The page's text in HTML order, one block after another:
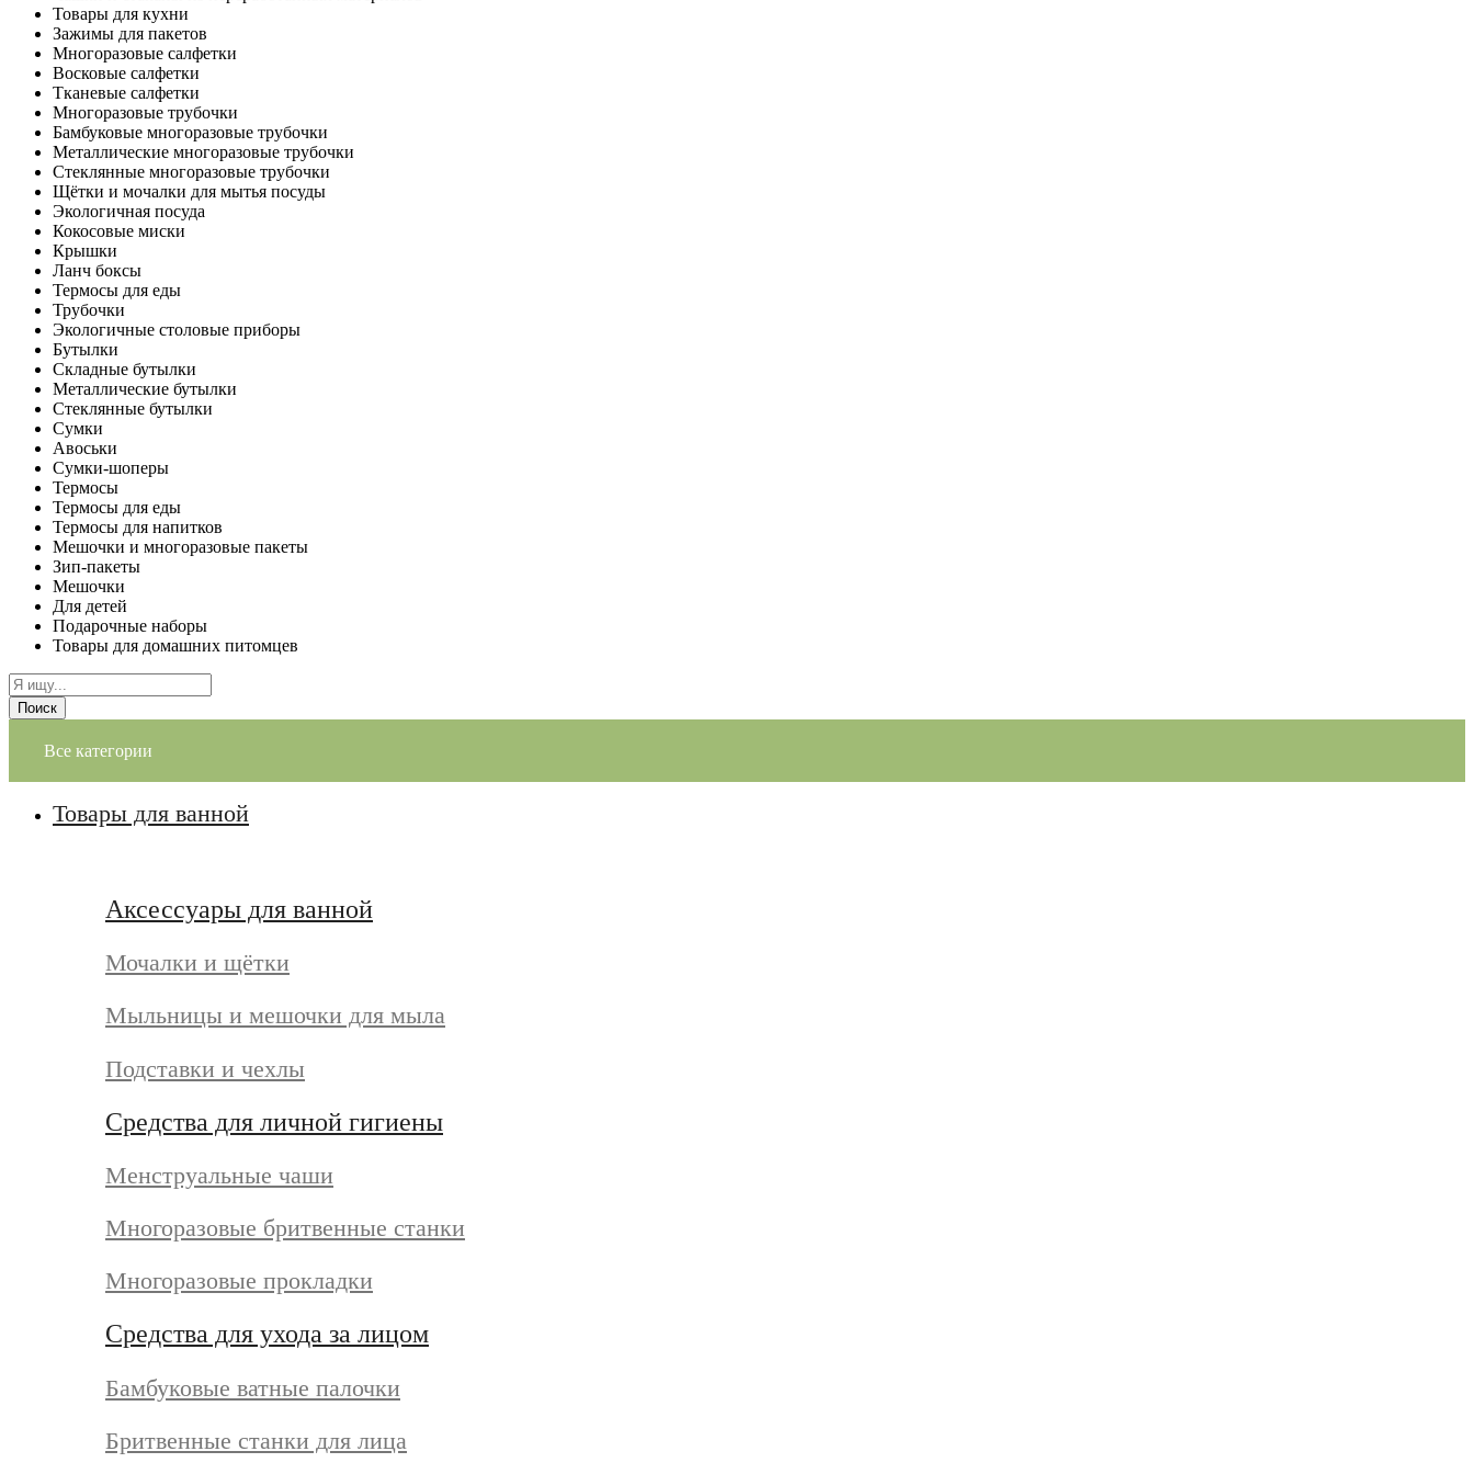
Товары для кухни
Зажимы для пакетов
Многоразовые салфетки
Восковые салфетки
Тканевые салфетки
Многоразовые трубочки
Бамбуковые многоразовые трубочки
Металлические многоразовые трубочки
Стеклянные многоразовые трубочки
Щётки и мочалки для мытья посуды
Экологичная посуда
Кокосовые миски
Крышки
Ланч боксы
Термосы для еды
Трубочки
Экологичные столовые приборы
Бутылки
Складные бутылки
Металлические бутылки
Стеклянные бутылки
Сумки
Авоськи
Сумки-шоперы
Термосы
Термосы для еды
Термосы для напитков
Мешочки и многоразовые пакеты
Зип-пакеты
Мешочки
Для детей
Подарочные наборы
Товары для домашних питомцев
Поиск
Все категории
Товары для ванной
Аксессуары для ванной
Мочалки и щётки
Мыльницы и мешочки для мыла
Подставки и чехлы
Средства для личной гигиены
Менструальные чаши
Многоразовые бритвенные станки
Многоразовые прокладки
Средства для ухода за лицом
Бамбуковые ватные палочки
Бритвенные станки для лица